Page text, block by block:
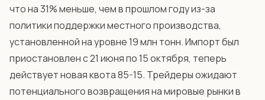
что на 31% меньше, чем в прошлом году из-за
политики поддержки местного производства,
установленной на уровне 19 млн тонн. Импорт был
приостановлен с 21 июня по 15 октября, теперь
действует новая квота 85-15. Трейдеры ожидают
потенциального возвращения на мировые рынки в